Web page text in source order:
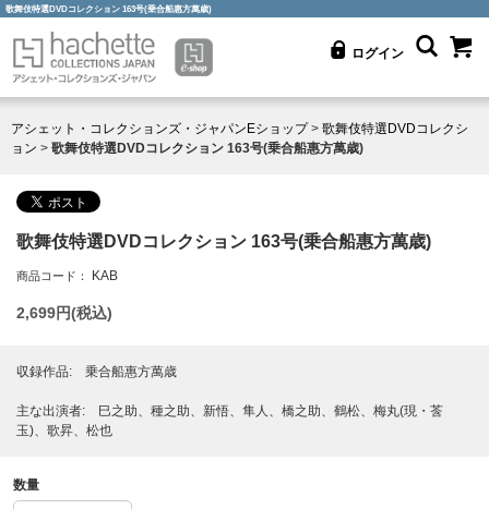
歌舞伎特選DVDコレクション 163号(乗合船惠方萬歳)
ログイン
アシェット・コレクションズ・ジャパンEショップ> 歌舞伎特選DVDコレクシ
ョン > 歌舞伎特選DVDコレクション 163号(乗合船惠方萬歳)
歌舞伎特選DVDコレクション 163号(乗合船惠方萬歳)
商品コード： KAB
2,699円(税込)
収録作品: 乗合船惠方萬歳
主な出演者: 巳之助、種之助、新悟、隼人、橋之助、鶴松、梅丸(現・莟
玉)、歌昇、松也
数量